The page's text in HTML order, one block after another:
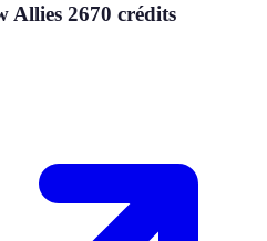
Allies 2670 crédits